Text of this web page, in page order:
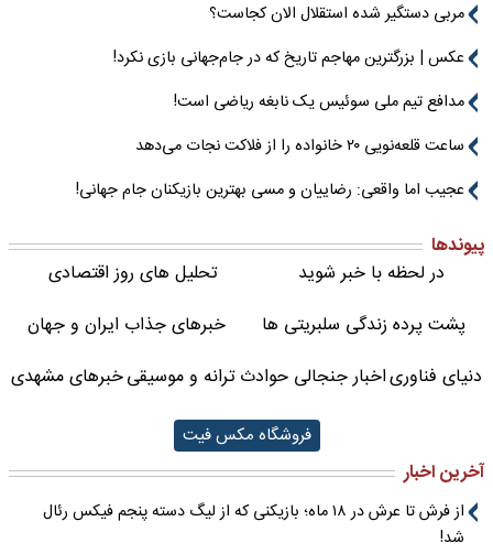
مربی دستگیر شده استقلال الان کجاست؟
عکس | بزرگترین مهاجم تاریخ که در جام‌جهانی بازی نکرد!
مدافع تیم ملی سوئیس یک نابغه ریاضی است!
ساعت قلعه‌نویی ۲۰ خانواده را از فلاکت نجات می‌دهد
عجیب اما واقعی: رضاییان و مسی بهترین بازیکنان جام جهانی!
پیوندها
در لحظه با خبر شوید
تحلیل های روز اقتصادی
پشت پرده زندگی سلبریتی ها
خبرهای جذاب ایران و جهان
دنیای فناوریاخبار جنجالی حوادثترانه و موسیقیخبرهای مشهدی
فروشگاه مکس فیت
آخرین اخبار
از فرش تا عرش در ۱۸ ماه؛ بازیکنی که از لیگ دسته پنجم فیکس رئال
شد!